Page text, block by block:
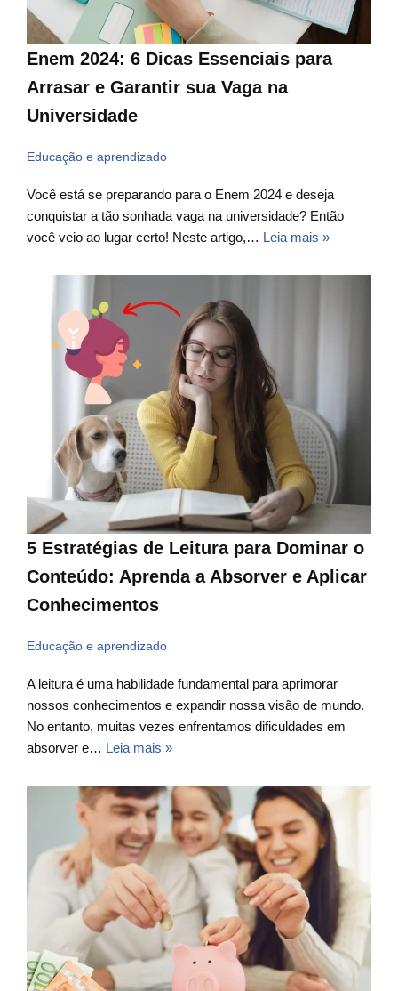
Enem 2024: 6 Dicas Essenciais para
Arrasar e Garantir sua Vaga na
Universidade
Educação e aprendizado
Você está se preparando para o Enem 2024 e deseja
conquistar a tão sonhada vaga na universidade? Então
você veio ao lugar certo! Neste artigo,… Leia mais »
5 Estratégias de Leitura para Dominar o
Conteúdo: Aprenda a Absorver e Aplicar
Conhecimentos
Educação e aprendizado
A leitura é uma habilidade fundamental para aprimorar
nossos conhecimentos e expandir nossa visão de mundo.
No entanto, muitas vezes enfrentamos dificuldades em
absorver e… Leia mais »